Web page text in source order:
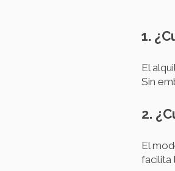
1.
El
Sin
2.
El
facilita